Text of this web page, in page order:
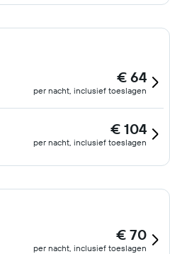
€ 64
per nacht, inclusief toeslagen
€ 104
per nacht, inclusief toeslagen
€ 70
per nacht, inclusief toeslagen